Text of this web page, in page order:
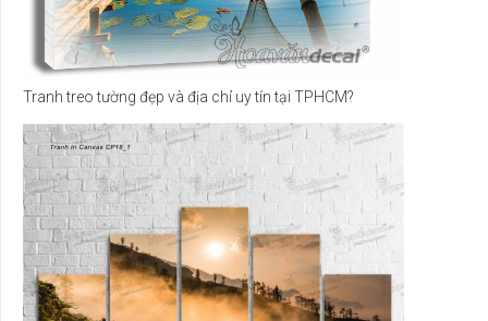
Tranh treo tường đẹp và địa chỉ uy tín tại TPHCM?